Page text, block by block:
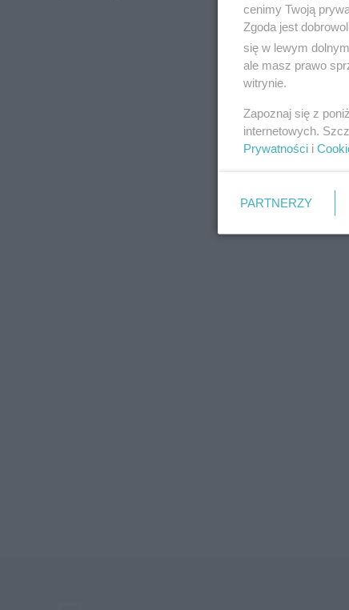
REKLAMA
REKLAMA
cenimy Twoją
Zgoda jest
się w lewym
ale masz prawo
witrynie.
Zapoznaj się z
internetowych.
Prywatności i
PARTNERZY